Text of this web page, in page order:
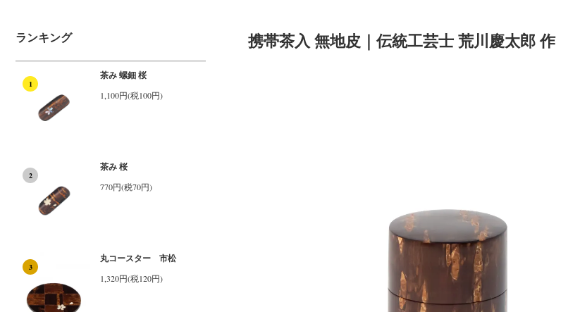
ランキング
1
茶み 螺鈿 桜
1,100円(税100円)
2
茶み 桜
770円(税70円)
3
丸コースター 市松
1,320円(税120円)
携帯茶入 無地皮｜伝統工芸士 荒川慶太郎 作